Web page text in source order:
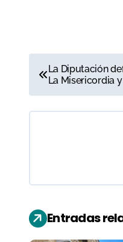
N
a
v
a
c
La Diputación
La Misericordia
Entradas